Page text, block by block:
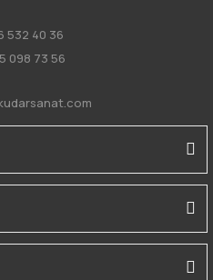
532 40 36
098 73 56